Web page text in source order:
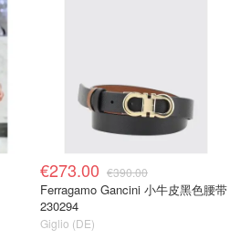
€273.00 €390.00
Ferragamo Gancini 小牛皮黑色腰带
230294
Giglio (DE)